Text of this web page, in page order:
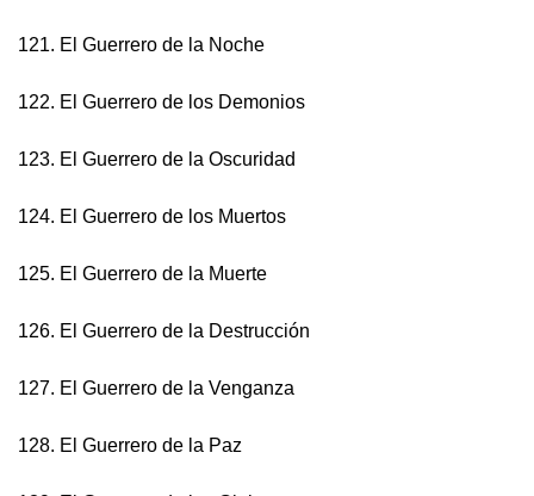
121. El Guerrero de la Noche
122. El Guerrero de los Demonios
123. El Guerrero de la Oscuridad
124. El Guerrero de los Muertos
125. El Guerrero de la Muerte
126. El Guerrero de la Destrucción
127. El Guerrero de la Venganza
128. El Guerrero de la Paz